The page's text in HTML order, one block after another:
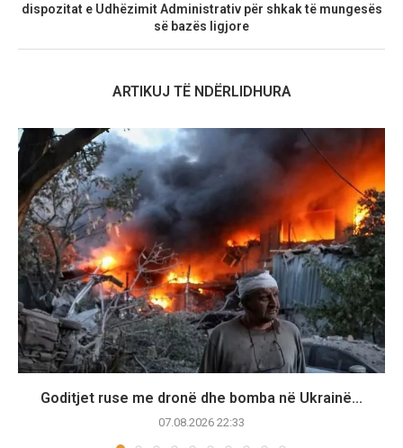
dispozitat e Udhëzimit Administrativ për shkak të mungesës
së bazës ligjore
ARTIKUJ TË NDËRLIDHURA
Goditjet ruse me dronë dhe bomba në Ukrainë...
07.08.2026 22:33